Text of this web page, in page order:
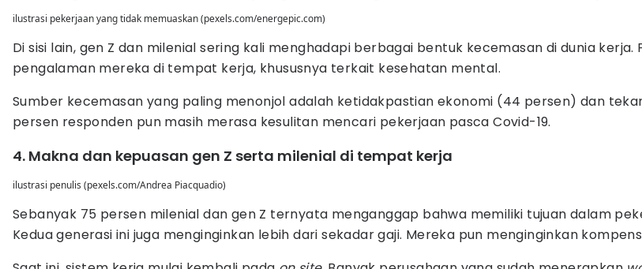
ilustrasi pekerjaan yang tidak memuaskan (pexels.com/energepic.com)
Di sisi lain, gen Z dan milenial sering kali menghadapi berbagai bentuk kecemasan di dunia
pengalaman mereka di tempat kerja, khususnya terkait kesehatan mental.
Sumber kecemasan yang paling menonjol adalah ketidakpastian ekonomi (44 persen) dan
persen responden pun masih merasa kesulitan mencari pekerjaan pasca Covid-19.
4. Makna dan kepuasan gen Z serta milenial di tempat kerja
ilustrasi penulis (pexels.com/Andrea Piacquadio)
Sebanyak 75 persen milenial dan gen Z ternyata menganggap bahwa memiliki tujuan dalam
Kedua generasi ini juga menginginkan lebih dari sekadar gaji. Mereka pun menginginkan